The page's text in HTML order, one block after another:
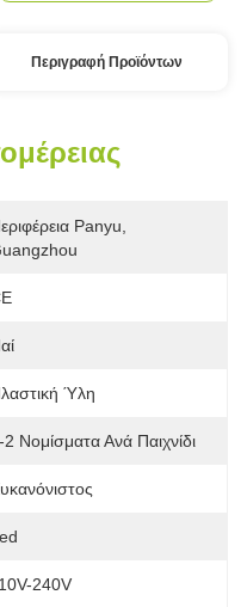
Περιγραφή Προϊόντων
Panyu,
Ύλη
2 Νομίσματα Ανά Παιχνίδι
240V